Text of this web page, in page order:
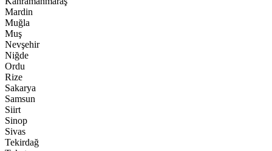
Mardin
Muğla
Muş
Nevşehir
Niğde
Ordu
Rize
Sakarya
Samsun
Siirt
Sinop
Sivas
Tekirdağ